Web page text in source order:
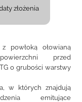
złożenia
powłoką ołowianą
przed
o grubości warstwy
w których znajdują
emitujące